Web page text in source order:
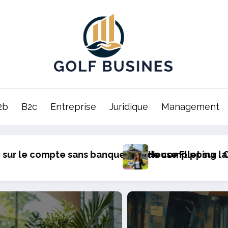
B2c Entreprise Juridique Management
et la fiabilite en 2024
Elaborer une Strategie de Revente
Comprendre les